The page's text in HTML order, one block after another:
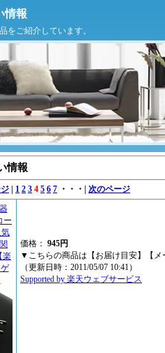
情報
をご紹介しています。
情報
1 2 3 4 5 6 7 ・・・| 次のページ
ー
気
楽
価格： 945円
▼こちらの商品は【お届け目安】【メ
（更新日時：2011/05/07 10:41）
Supported by 楽天ウェブサービス